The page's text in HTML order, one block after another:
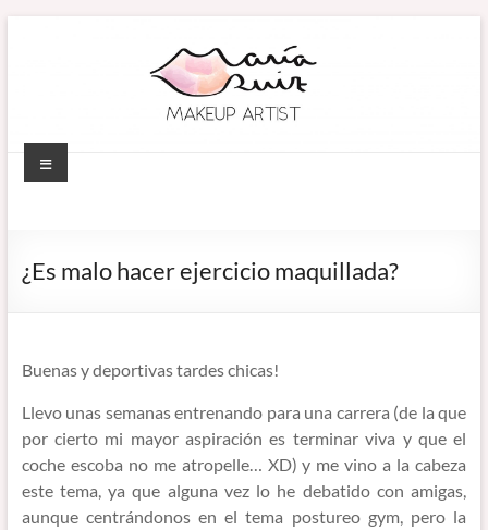
–
EN CÓRDOBA
(España).
automaquillaje.
Bellypainting.
Menú
¿Es malo hacer ejercicio maquillada?
Buenas y deportivas tardes chicas!
Llevo unas semanas entrenando para una carrera (de la que
por cierto mi mayor aspiración es terminar viva y que el
coche escoba no me atropelle… XD) y me vino a la cabeza
este tema, ya que alguna vez lo he debatido con amigas,
aunque centrándonos en el tema postureo gym, pero la